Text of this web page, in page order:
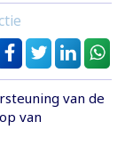
van de
van